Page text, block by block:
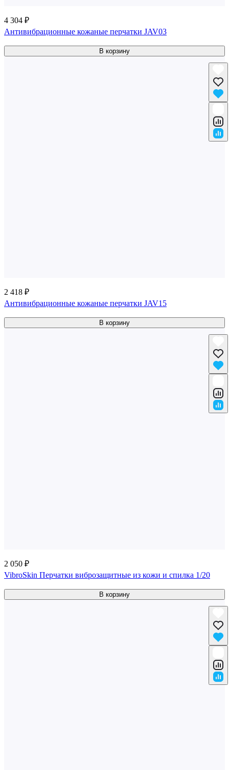
4 304 ₽
Антивибрационные кожаные перчатки JAV03
В корзину
2 418 ₽
Антивибрационные кожаные перчатки JAV15
В корзину
2 050 ₽
VibroSkin Перчатки виброзащитные из кожи и спилка 1/20
В корзину